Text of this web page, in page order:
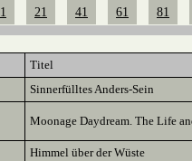
1 21 41 61 81
Titel
Sinnerfülltes Anders-Sein
Moonage Daydream. The Life
Himmel über der Wüste